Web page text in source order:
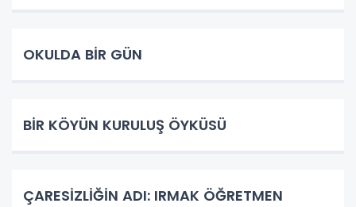
OKULDA BİR GÜN
BİR KÖYÜN KURULUŞ ÖYKÜSÜ
ÇARESİZLİĞİN ADI: IRMAK ÖĞRETMEN